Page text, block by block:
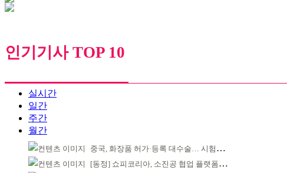
인기기사 TOP 10
실시간
일간
주간
월간
중국, 화장품 허가·등록 대수술… 시험자료 공용 허용
[동정] 쇼피코리아, 소진공 협업 플랫폼 선정